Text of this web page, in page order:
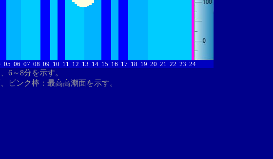
05 06 07 08 09 10 11 12 13 14 15 16 17 18 19 20 21 22 23 24
6～8分を示す。
ピンク棒：最高高潮面を示す。